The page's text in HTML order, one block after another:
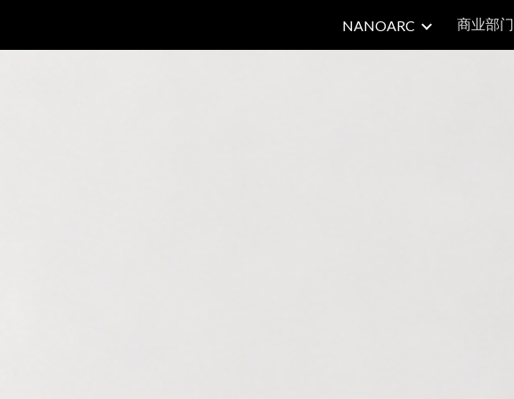
Skip to navigation
NANOARC 商业部门